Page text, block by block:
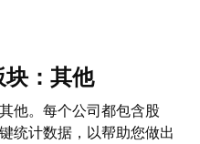
块：其他
他。每个公司都包含股
统计数据，以帮助您做出